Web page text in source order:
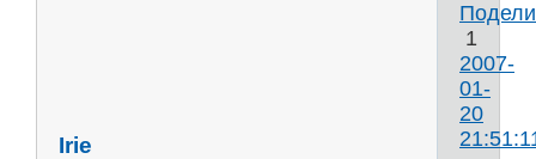
1
2007-
01-
20
Irie